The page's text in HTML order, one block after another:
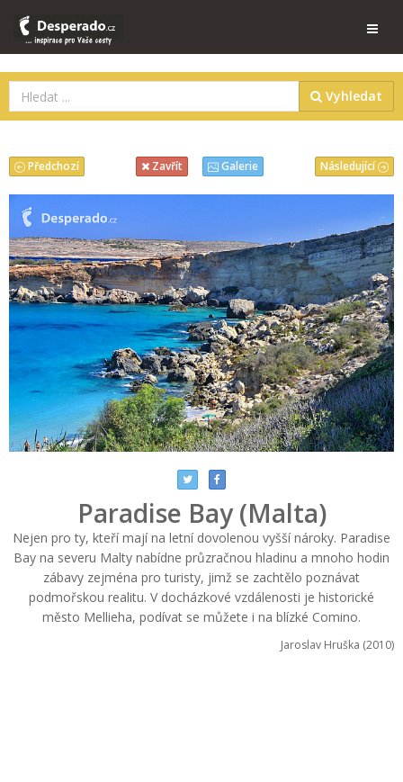
Vyhledat
Následující
Předchozí Zavřít Galerie
Paradise Bay (Malta)
Nejen pro ty, kteří mají na letní dovolenou vyšší nároky. Paradise
Bay na severu Malty nabídne průzračnou hladinu a mnoho hodin
zábavy zejména pro turisty, jimž se zachtělo poznávat
podmořskou realitu. V docházkové vzdálenosti je historické
město Mellieha, podívat se můžete i na blízké Comino.
Jaroslav Hruška (2010)